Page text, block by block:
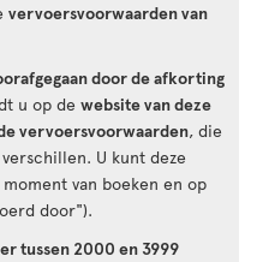
vervoersvoorwaarden van
door de afkorting
u op de website van deze
vervoersvoorwaarden, die
U kunt deze
van boeken en op
door").
tussen 2000 en 3999